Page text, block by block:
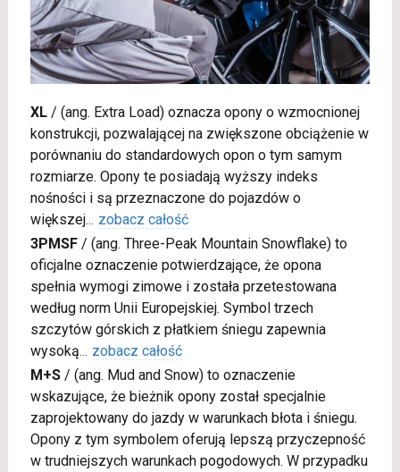
XL/ (ang. Extra Load) oznacza opony o wzmocnionej
konstrukcji, pozwalającej na zwiększone obciążenie w
porównaniu do standardowych opon o tym samym
rozmiarze. Opony te posiadają wyższy indeks
nośności i są przeznaczone do pojazdów o
większej... zobacz całość
3PMSF/ (ang. Three-Peak Mountain Snowflake) to
oficjalne oznaczenie potwierdzające, że opona
spełnia wymogi zimowe i została przetestowana
według norm Unii Europejskiej. Symbol trzech
szczytów górskich z płatkiem śniegu zapewnia
wysoką... zobacz całość
M+S/ (ang. Mud and Snow) to oznaczenie
wskazujące, że bieżnik opony został specjalnie
zaprojektowany do jazdy w warunkach błota i śniegu.
Opony z tym symbolem oferują lepszą przyczepność
w trudniejszych warunkach pogodowych. W przypadku